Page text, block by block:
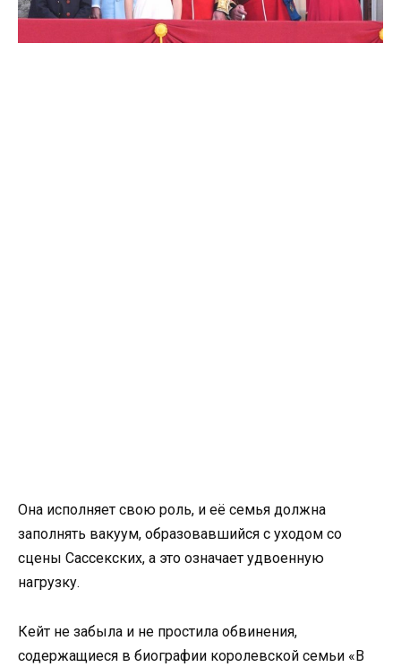
Она исполняет свою роль, и её семья должна
заполнять вакуум, образовавшийся с уходом со
сцены Сассекских, а это означает удвоенную
нагрузку.
Кейт не забыла и не простила обвинения,
содержащиеся в биографии королевской семьи «В